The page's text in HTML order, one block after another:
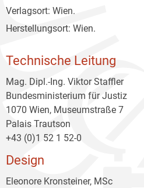
Verlagsort: Wien.
Herstellungsort: Wien.
Technische Leitung
Mag. Dipl.-Ing. Viktor Staffler
Bundesministerium für Justiz
1070 Wien, Museumstraße 7
Palais Trautson
+43 (0)1 52 1 52-0
Design
Eleonore Kronsteiner, MSc